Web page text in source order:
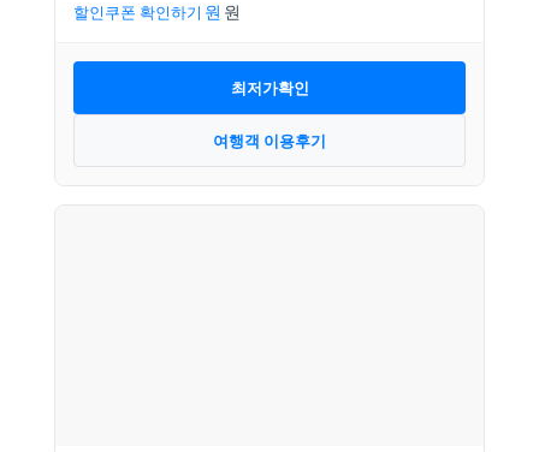
할인쿠폰 확인하기
최저가확인
여행객 이용후기